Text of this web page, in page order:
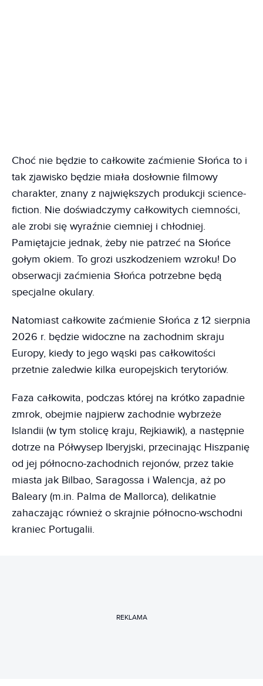
Choć nie będzie to całkowite zaćmienie Słońca to i
tak zjawisko będzie miała dosłownie filmowy
charakter, znany z największych produkcji science-
fiction. Nie doświadczymy całkowitych ciemności,
ale zrobi się wyraźnie ciemniej i chłodniej.
Pamiętajcie jednak, żeby nie patrzeć na Słońce
gołym okiem. To grozi uszkodzeniem wzroku! Do
obserwacji zaćmienia Słońca potrzebne będą
specjalne okulary.
Natomiast całkowite zaćmienie Słońca z 12 sierpnia
2026 r. będzie widoczne na zachodnim skraju
Europy, kiedy to jego wąski pas całkowitości
przetnie zaledwie kilka europejskich terytoriów.
Faza całkowita, podczas której na krótko zapadnie
zmrok, obejmie najpierw zachodnie wybrzeże
Islandii (w tym stolicę kraju, Rejkiawik), a następnie
dotrze na Półwysep Iberyjski, przecinając Hiszpanię
od jej północno-zachodnich rejonów, przez takie
miasta jak Bilbao, Saragossa i Walencja, aż po
Baleary (m.in. Palma de Mallorca), delikatnie
zahaczając również o skrajnie północno-wschodni
kraniec Portugalii.
REKLAMA